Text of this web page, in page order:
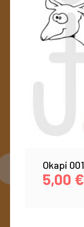
Okapi 001
5,00 €